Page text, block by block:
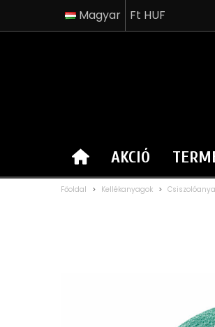
Magyar Ft HUF
AKCIÓ
Főoldal > Kellékanyagok >